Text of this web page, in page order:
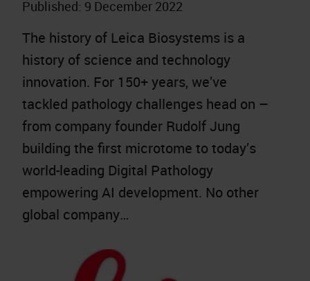
Published: 9 December 2022
The history of Leica Biosystems is a
history of science and technology
innovation. For 150+ years, we’ve
tackled pathology challenges head on –
from company founder Rudolf Jung
building the first microtome to today’s
world-leading Digital Pathology
empowering AI development. No other
global company…